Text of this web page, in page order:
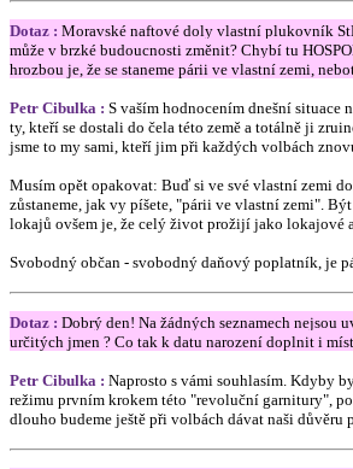
Dotaz : Moravské naftové doly vlastní plukovník
může v brzké budoucnosti změnit? Chybí tu
hrozbou je, že se staneme párii ve vlastní zemi,
Petr Cibulka : S vaším hodnocením dnešní
ty, kteří se dostali do čela této země a totálně ji
jsme to my sami, kteří jim při každých volbách
Musím opět opakovat: Buď si ve své vlastní zemi
zůstaneme, jak vy píšete, "párii ve vlastní zemi".
lokajů ovšem je, že celý život prožijí jako lokajové
Svobodný občan - svobodný daňový poplatník, je
Dotaz : Dobrý den! Na žádných seznamech nejsou
určitých jmen ? Co tak k datu narození doplnit i
Petr Cibulka : Naprosto s vámi souhlasím. Kdyby
režimu prvním krokem této "revoluční garnitury",
dlouho budeme ještě při volbách dávat naši